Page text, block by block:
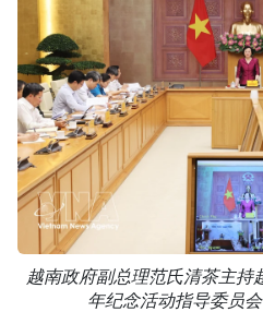
越南政府副总理范氏清茶主持
年纪念活动指导委员